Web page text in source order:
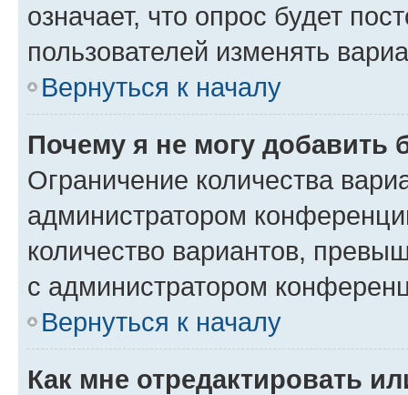
означает, что опрос будет
пользователей изменять
Вернуться к началу
Почему я не могу добавить
Ограничение количества
администратором
количество вариантов,
с администратором
Вернуться к началу
Как мне отредактировать